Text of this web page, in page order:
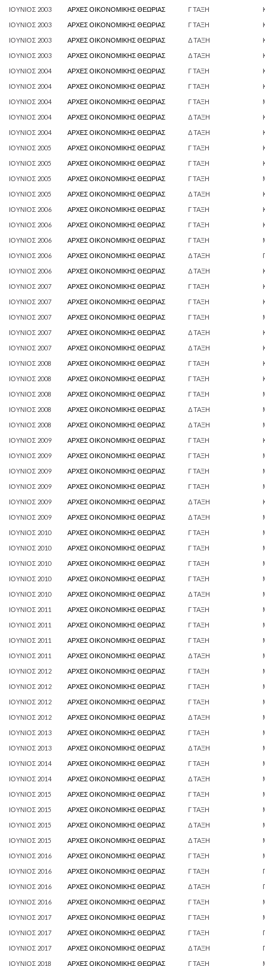
ΙΟΥΝΙΟΣ 2003
ΑΡΧΕΣ ΟΙΚΟΝΟΜΙΚΗΣ ΘΕΩΡΙΑΣ Γ ΤΑΞΗ
ΙΟΥΝΙΟΣ 2003
ΑΡΧΕΣ ΟΙΚΟΝΟΜΙΚΗΣ ΘΕΩΡΙΑΣ Γ ΤΑΞΗ
ΙΟΥΝΙΟΣ 2003
ΑΡΧΕΣ ΟΙΚΟΝΟΜΙΚΗΣ ΘΕΩΡΙΑΣ Δ ΤΑΞΗ
ΙΟΥΝΙΟΣ 2003
ΑΡΧΕΣ ΟΙΚΟΝΟΜΙΚΗΣ ΘΕΩΡΙΑΣ Δ ΤΑΞΗ
ΙΟΥΝΙΟΣ 2004
ΑΡΧΕΣ ΟΙΚΟΝΟΜΙΚΗΣ ΘΕΩΡΙΑΣ Γ ΤΑΞΗ
ΙΟΥΝΙΟΣ 2004
ΑΡΧΕΣ ΟΙΚΟΝΟΜΙΚΗΣ ΘΕΩΡΙΑΣ Γ ΤΑΞΗ
ΙΟΥΝΙΟΣ 2004
ΑΡΧΕΣ ΟΙΚΟΝΟΜΙΚΗΣ ΘΕΩΡΙΑΣ Γ ΤΑΞΗ
ΙΟΥΝΙΟΣ 2004
ΑΡΧΕΣ ΟΙΚΟΝΟΜΙΚΗΣ ΘΕΩΡΙΑΣ Δ ΤΑΞΗ
ΙΟΥΝΙΟΣ 2004
ΑΡΧΕΣ ΟΙΚΟΝΟΜΙΚΗΣ ΘΕΩΡΙΑΣ Δ ΤΑΞΗ
ΙΟΥΝΙΟΣ 2005
ΑΡΧΕΣ ΟΙΚΟΝΟΜΙΚΗΣ ΘΕΩΡΙΑΣ Γ ΤΑΞΗ
ΙΟΥΝΙΟΣ 2005
ΑΡΧΕΣ ΟΙΚΟΝΟΜΙΚΗΣ ΘΕΩΡΙΑΣ Γ ΤΑΞΗ
ΙΟΥΝΙΟΣ 2005
ΑΡΧΕΣ ΟΙΚΟΝΟΜΙΚΗΣ ΘΕΩΡΙΑΣ Γ ΤΑΞΗ
ΙΟΥΝΙΟΣ 2005
ΑΡΧΕΣ ΟΙΚΟΝΟΜΙΚΗΣ ΘΕΩΡΙΑΣ Δ ΤΑΞΗ
ΙΟΥΝΙΟΣ 2006
ΑΡΧΕΣ ΟΙΚΟΝΟΜΙΚΗΣ ΘΕΩΡΙΑΣ Γ ΤΑΞΗ
ΙΟΥΝΙΟΣ 2006
ΑΡΧΕΣ ΟΙΚΟΝΟΜΙΚΗΣ ΘΕΩΡΙΑΣ Γ ΤΑΞΗ
ΙΟΥΝΙΟΣ 2006
ΑΡΧΕΣ ΟΙΚΟΝΟΜΙΚΗΣ ΘΕΩΡΙΑΣ Γ ΤΑΞΗ
ΙΟΥΝΙΟΣ 2006
ΑΡΧΕΣ ΟΙΚΟΝΟΜΙΚΗΣ ΘΕΩΡΙΑΣ Δ ΤΑΞΗ
ΙΟΥΝΙΟΣ 2006
ΑΡΧΕΣ ΟΙΚΟΝΟΜΙΚΗΣ ΘΕΩΡΙΑΣ Δ ΤΑΞΗ
ΙΟΥΝΙΟΣ 2007
ΑΡΧΕΣ ΟΙΚΟΝΟΜΙΚΗΣ ΘΕΩΡΙΑΣ Γ ΤΑΞΗ
ΙΟΥΝΙΟΣ 2007
ΑΡΧΕΣ ΟΙΚΟΝΟΜΙΚΗΣ ΘΕΩΡΙΑΣ Γ ΤΑΞΗ
ΙΟΥΝΙΟΣ 2007
ΑΡΧΕΣ ΟΙΚΟΝΟΜΙΚΗΣ ΘΕΩΡΙΑΣ Γ ΤΑΞΗ
ΙΟΥΝΙΟΣ 2007
ΑΡΧΕΣ ΟΙΚΟΝΟΜΙΚΗΣ ΘΕΩΡΙΑΣ Δ ΤΑΞΗ
ΙΟΥΝΙΟΣ 2007
ΑΡΧΕΣ ΟΙΚΟΝΟΜΙΚΗΣ ΘΕΩΡΙΑΣ Δ ΤΑΞΗ
ΙΟΥΝΙΟΣ 2008
ΑΡΧΕΣ ΟΙΚΟΝΟΜΙΚΗΣ ΘΕΩΡΙΑΣ Γ ΤΑΞΗ
ΙΟΥΝΙΟΣ 2008
ΑΡΧΕΣ ΟΙΚΟΝΟΜΙΚΗΣ ΘΕΩΡΙΑΣ Γ ΤΑΞΗ
ΙΟΥΝΙΟΣ 2008
ΑΡΧΕΣ ΟΙΚΟΝΟΜΙΚΗΣ ΘΕΩΡΙΑΣ Γ ΤΑΞΗ
ΙΟΥΝΙΟΣ 2008
ΑΡΧΕΣ ΟΙΚΟΝΟΜΙΚΗΣ ΘΕΩΡΙΑΣ Δ ΤΑΞΗ
ΙΟΥΝΙΟΣ 2008
ΑΡΧΕΣ ΟΙΚΟΝΟΜΙΚΗΣ ΘΕΩΡΙΑΣ Δ ΤΑΞΗ
ΙΟΥΝΙΟΣ 2009
ΑΡΧΕΣ ΟΙΚΟΝΟΜΙΚΗΣ ΘΕΩΡΙΑΣ Γ ΤΑΞΗ
ΙΟΥΝΙΟΣ 2009
ΑΡΧΕΣ ΟΙΚΟΝΟΜΙΚΗΣ ΘΕΩΡΙΑΣ Γ ΤΑΞΗ
ΙΟΥΝΙΟΣ 2009
ΑΡΧΕΣ ΟΙΚΟΝΟΜΙΚΗΣ ΘΕΩΡΙΑΣ Γ ΤΑΞΗ
ΙΟΥΝΙΟΣ 2009
ΑΡΧΕΣ ΟΙΚΟΝΟΜΙΚΗΣ ΘΕΩΡΙΑΣ Γ ΤΑΞΗ
ΙΟΥΝΙΟΣ 2009
ΑΡΧΕΣ ΟΙΚΟΝΟΜΙΚΗΣ ΘΕΩΡΙΑΣ Δ ΤΑΞΗ
ΙΟΥΝΙΟΣ 2009
ΑΡΧΕΣ ΟΙΚΟΝΟΜΙΚΗΣ ΘΕΩΡΙΑΣ Δ ΤΑΞΗ
ΙΟΥΝΙΟΣ 2010
ΑΡΧΕΣ ΟΙΚΟΝΟΜΙΚΗΣ ΘΕΩΡΙΑΣ Γ ΤΑΞΗ
ΙΟΥΝΙΟΣ 2010
ΑΡΧΕΣ ΟΙΚΟΝΟΜΙΚΗΣ ΘΕΩΡΙΑΣ Γ ΤΑΞΗ
ΙΟΥΝΙΟΣ 2010
ΑΡΧΕΣ ΟΙΚΟΝΟΜΙΚΗΣ ΘΕΩΡΙΑΣ Γ ΤΑΞΗ
ΙΟΥΝΙΟΣ 2010
ΑΡΧΕΣ ΟΙΚΟΝΟΜΙΚΗΣ ΘΕΩΡΙΑΣ Γ ΤΑΞΗ
ΙΟΥΝΙΟΣ 2010
ΑΡΧΕΣ ΟΙΚΟΝΟΜΙΚΗΣ ΘΕΩΡΙΑΣ Δ ΤΑΞΗ
ΙΟΥΝΙΟΣ 2011
ΑΡΧΕΣ ΟΙΚΟΝΟΜΙΚΗΣ ΘΕΩΡΙΑΣ Γ ΤΑΞΗ
ΙΟΥΝΙΟΣ 2011
ΑΡΧΕΣ ΟΙΚΟΝΟΜΙΚΗΣ ΘΕΩΡΙΑΣ Γ ΤΑΞΗ
ΙΟΥΝΙΟΣ 2011
ΑΡΧΕΣ ΟΙΚΟΝΟΜΙΚΗΣ ΘΕΩΡΙΑΣ Γ ΤΑΞΗ
ΙΟΥΝΙΟΣ 2011
ΑΡΧΕΣ ΟΙΚΟΝΟΜΙΚΗΣ ΘΕΩΡΙΑΣ Δ ΤΑΞΗ
ΙΟΥΝΙΟΣ 2012
ΑΡΧΕΣ ΟΙΚΟΝΟΜΙΚΗΣ ΘΕΩΡΙΑΣ Γ ΤΑΞΗ
ΙΟΥΝΙΟΣ 2012
ΑΡΧΕΣ ΟΙΚΟΝΟΜΙΚΗΣ ΘΕΩΡΙΑΣ Γ ΤΑΞΗ
ΙΟΥΝΙΟΣ 2012
ΑΡΧΕΣ ΟΙΚΟΝΟΜΙΚΗΣ ΘΕΩΡΙΑΣ Γ ΤΑΞΗ
ΙΟΥΝΙΟΣ 2012
ΑΡΧΕΣ ΟΙΚΟΝΟΜΙΚΗΣ ΘΕΩΡΙΑΣ Δ ΤΑΞΗ
ΙΟΥΝΙΟΣ 2013
ΑΡΧΕΣ ΟΙΚΟΝΟΜΙΚΗΣ ΘΕΩΡΙΑΣ Γ ΤΑΞΗ
ΙΟΥΝΙΟΣ 2013
ΑΡΧΕΣ ΟΙΚΟΝΟΜΙΚΗΣ ΘΕΩΡΙΑΣ Δ ΤΑΞΗ
ΙΟΥΝΙΟΣ 2014
ΑΡΧΕΣ ΟΙΚΟΝΟΜΙΚΗΣ ΘΕΩΡΙΑΣ Γ ΤΑΞΗ
ΙΟΥΝΙΟΣ 2014
ΑΡΧΕΣ ΟΙΚΟΝΟΜΙΚΗΣ ΘΕΩΡΙΑΣ Δ ΤΑΞΗ
ΙΟΥΝΙΟΣ 2015
ΑΡΧΕΣ ΟΙΚΟΝΟΜΙΚΗΣ ΘΕΩΡΙΑΣ Γ ΤΑΞΗ
ΙΟΥΝΙΟΣ 2015
ΑΡΧΕΣ ΟΙΚΟΝΟΜΙΚΗΣ ΘΕΩΡΙΑΣ Γ ΤΑΞΗ
ΙΟΥΝΙΟΣ 2015
ΑΡΧΕΣ ΟΙΚΟΝΟΜΙΚΗΣ ΘΕΩΡΙΑΣ Δ ΤΑΞΗ
ΙΟΥΝΙΟΣ 2015
ΑΡΧΕΣ ΟΙΚΟΝΟΜΙΚΗΣ ΘΕΩΡΙΑΣ Δ ΤΑΞΗ
ΙΟΥΝΙΟΣ 2016
ΑΡΧΕΣ ΟΙΚΟΝΟΜΙΚΗΣ ΘΕΩΡΙΑΣ Γ ΤΑΞΗ
ΙΟΥΝΙΟΣ 2016
ΑΡΧΕΣ ΟΙΚΟΝΟΜΙΚΗΣ ΘΕΩΡΙΑΣ Γ ΤΑΞΗ
ΙΟΥΝΙΟΣ 2016
ΑΡΧΕΣ ΟΙΚΟΝΟΜΙΚΗΣ ΘΕΩΡΙΑΣ Δ ΤΑΞΗ
ΙΟΥΝΙΟΣ 2016
ΑΡΧΕΣ ΟΙΚΟΝΟΜΙΚΗΣ ΘΕΩΡΙΑΣ Γ ΤΑΞΗ
ΙΟΥΝΙΟΣ 2017
ΑΡΧΕΣ ΟΙΚΟΝΟΜΙΚΗΣ ΘΕΩΡΙΑΣ Γ ΤΑΞΗ
ΙΟΥΝΙΟΣ 2017
ΑΡΧΕΣ ΟΙΚΟΝΟΜΙΚΗΣ ΘΕΩΡΙΑΣ Γ ΤΑΞΗ
ΙΟΥΝΙΟΣ 2017
ΑΡΧΕΣ ΟΙΚΟΝΟΜΙΚΗΣ ΘΕΩΡΙΑΣ Δ ΤΑΞΗ
ΙΟΥΝΙΟΣ 2018
ΑΡΧΕΣ ΟΙΚΟΝΟΜΙΚΗΣ ΘΕΩΡΙΑΣ Γ ΤΑΞΗ